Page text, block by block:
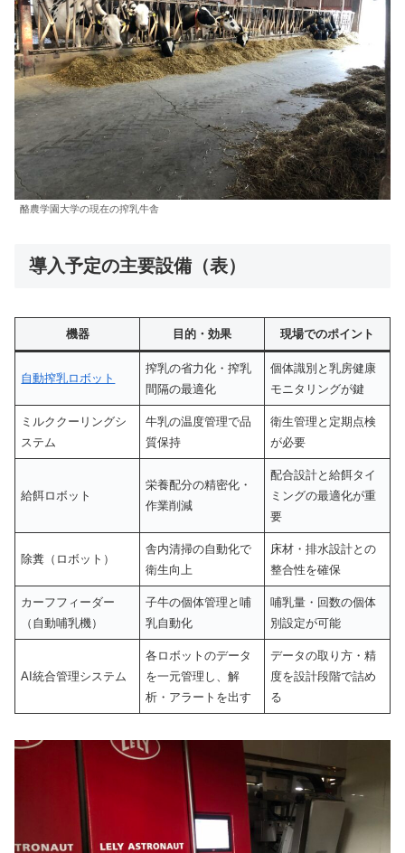
酪農学園大学の現在の搾乳牛舎
導入予定の主要設備（表）
機器 目的・効果 現場でのポイント
自動搾乳ロボット
搾乳の省力化・搾乳
間隔の最適化
個体識別と乳房健康
モニタリングが鍵
ミルククーリングシ
ステム
牛乳の温度管理で品
質保持
衛生管理と定期点検
が必要
給餌ロボット
栄養配分の精密化・
作業削減
配合設計と給餌タイ
ミングの最適化が重
要
除糞（ロボット）
舎内清掃の自動化で
衛生向上
床材・排水設計との
整合性を確保
カーフフィーダー
（自動哺乳機）
子牛の個体管理と哺
乳自動化
哺乳量・回数の個体
別設定が可能
AI統合管理システム
各ロボットのデータ
を一元管理し、解
析・アラートを出す
データの取り方・精
度を設計段階で詰め
る